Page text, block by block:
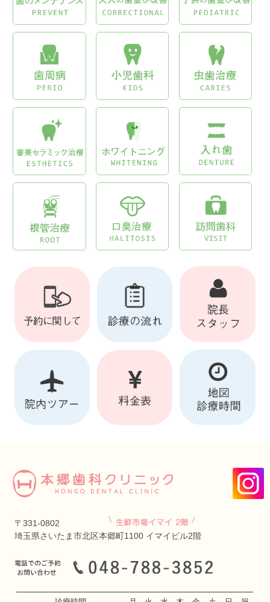
〒331-0802
埼玉県さいたま市北区本郷町1100 イマイビル2階